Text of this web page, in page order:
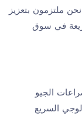
ملتزمون بتعزيز
في سوق
الجيو
السريع